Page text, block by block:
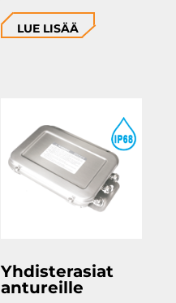
LUE LISÄÄ
Yhdisterasiat
antureille